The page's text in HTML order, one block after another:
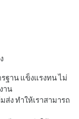
าน แข็งแรงทน ไม่
าน
ง ทำให้เราสามารถ